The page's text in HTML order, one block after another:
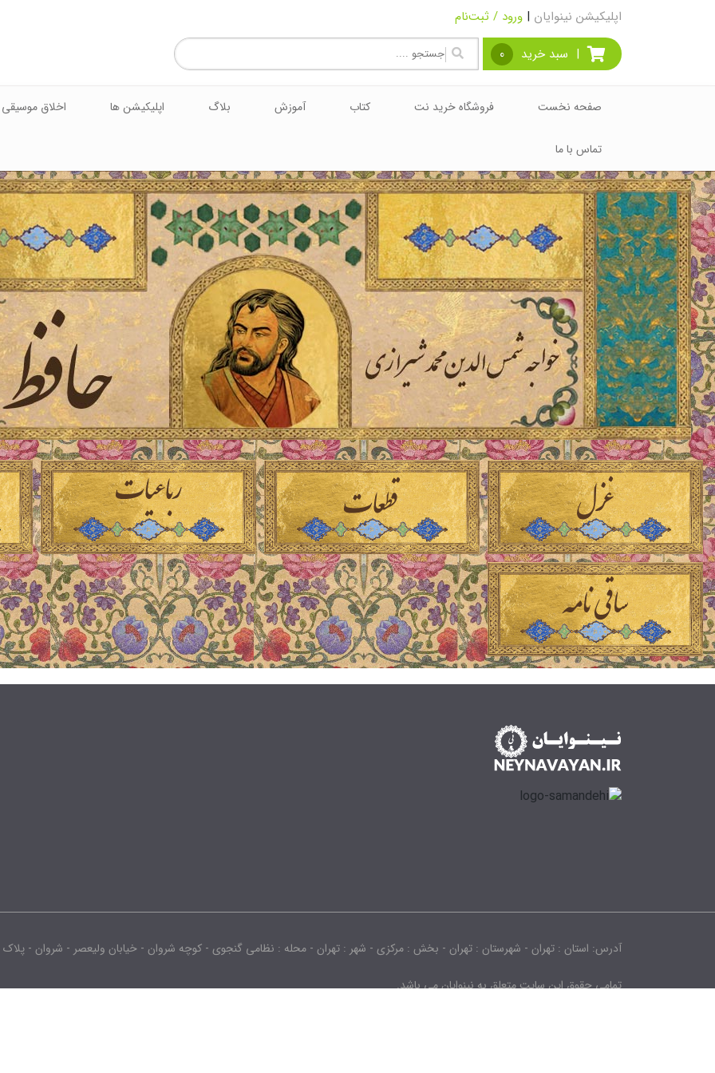
اپلیکیشن نینوایان | ورود / ثبت‌نام
| سبد خرید 0
صفحه نخست فروشگاه خرید نت کتاب آموزش بلاگ اپلیکیشن ها اخلاق موسیقی
تماس با ما
آدرس: استان : تهران - شهرستان : تهران - بخش : مرکزی - شهر : تهران - محله : نظامی گنجوی - کوچه شروان - خیابان ولیعصر - شروان - پلاک : -2442.0 - طبقه : 3 -
تمامی حقوق این سایت متعلق به نینوایان می باشد.